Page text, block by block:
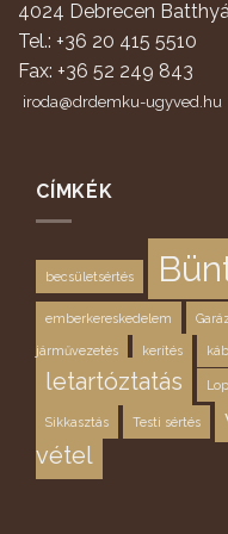
4024 Debrecen
Tel.: +36 20 415 5510
Fax: +36 52 249 843
iroda@drdemku-ugyved.hu
CÍMKÉK
becsületsértés
emberkereskedelem
járművezetés kerítés
letartóztatás
Sikkasztás Testi sértés
vétel